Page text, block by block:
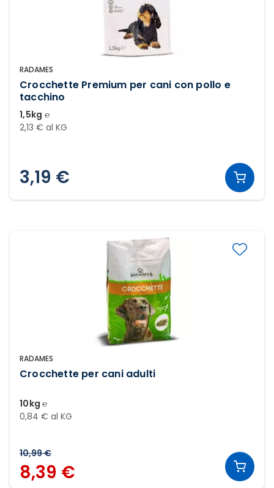
RADAMES
Crocchette Premium per cani con pollo e
tacchino
1,5kg ℮
2,13 € al KG
3,19 €
RADAMES
Crocchette per cani adulti
10kg ℮
0,84 € al KG
10,99 €
8,39 €